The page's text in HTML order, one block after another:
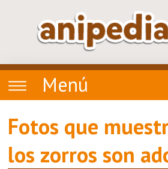
Menú
Fotos que
los zorros son